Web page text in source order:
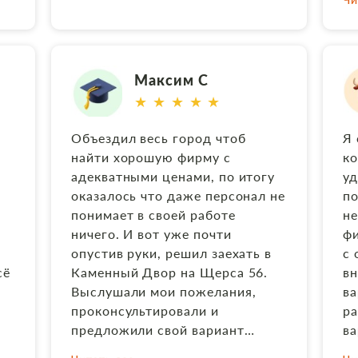
Максим С
★ ★ ★ ★ ★
Объездил весь город чтоб
найти хорошую фирму с
адекватными ценами, по итогу
оказалось что даже персонал не
понимает в своей работе
ничего. И вот уже почти
опустив руки, решил заехать в
Каменный Двор на Щерса 56.
Выслушали мои пожелания,
проконсультировали и
предложили свой вариант
Я
с